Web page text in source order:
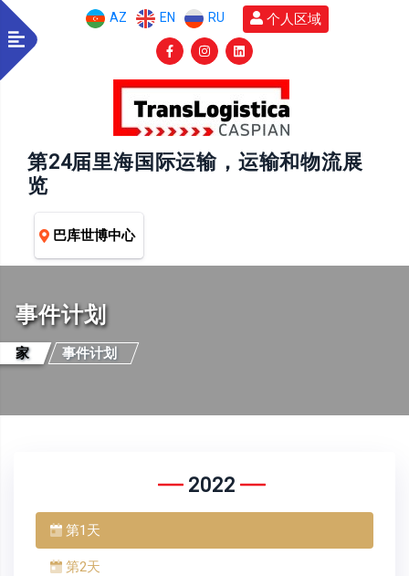
AZ EN RU 个人区域
第24届里海国际运输，运输和物流展
览
巴库世博中心
事件计划
家 事件计划
2022
第1天
第2天